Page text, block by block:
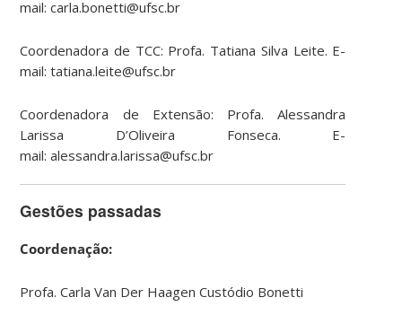
mail: carla.bonetti@ufsc.br
Coordenadora de TCC: Profa. Tatiana Silva Leite. E-
mail: tatiana.leite@ufsc.br
Coordenadora de Extensão: Profa. Alessandra
Larissa D’Oliveira Fonseca. E-
mail: alessandra.larissa@ufsc.br
Gestões passadas
Coordenação:
Profa. Carla Van Der Haagen Custódio Bonetti